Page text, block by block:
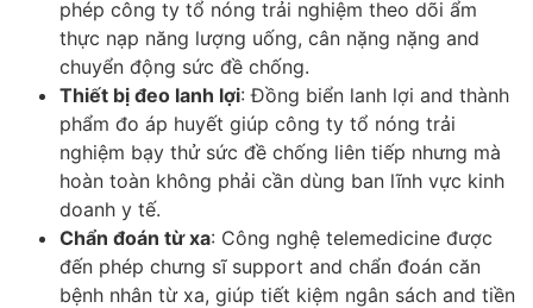
phép công ty tổ nóng trải nghiệm theo dõi ẩm
thực nạp năng lượng uống, cân nặng nặng and
chuyển động sức đề chống.
Thiết bị đeo lanh lợi: Đồng biển lanh lợi and thành
phẩm đo áp huyết giúp công ty tổ nóng trải
nghiệm bạy thử sức đề chống liên tiếp nhưng mà
hoàn toàn không phải cần dùng ban lĩnh vực kinh
doanh y tế.
Chẩn đoán từ xa: Công nghệ telemedicine được
đến phép chưng sĩ support and chẩn đoán căn
bệnh nhân từ xa, giúp tiết kiệm ngân sách and tiền